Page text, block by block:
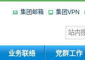
集团邮箱 集团VPN
业务联络 党群工作